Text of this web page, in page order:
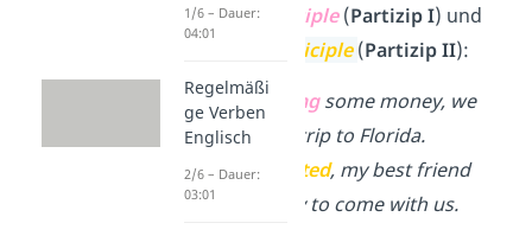
present participle(Partizip I) und
past participle (Partizip II):
Aftersavingsome money, we
booked a trip to Florida.
When
invited, my best friend
was happy to come with us.
1/6 – Dauer:
04:01
Regelmäßi
ge Verben
Englisch
2/6 – Dauer:
03:01